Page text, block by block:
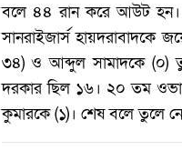
বলে ৪৪ রান করে আউট হন।
সানরাইজার্স হায়দরাবাদকে
৩৪)‌ ও আব্দুল সামাদকে (‌০)‌
দরকার ছিল ১৬। ২০ তম
কুমারকে (‌১)‌। শেষ বলে তুলে